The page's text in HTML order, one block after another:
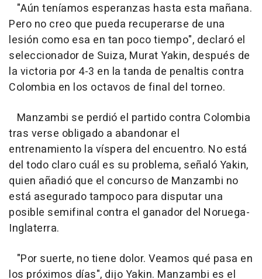
"Aún teníamos esperanzas hasta esta mañana.
Pero no creo que pueda recuperarse de una
lesión como esa en tan poco tiempo", declaró el
seleccionador de Suiza, Murat Yakin, después de
la victoria por 4-3 en la tanda de penaltis contra
Colombia en los octavos de final del torneo.
Manzambi se perdió el partido contra Colombia
tras verse obligado a abandonar el
entrenamiento la víspera del encuentro. No está
del todo claro cuál es su problema, señaló Yakin,
quien añadió que el concurso de Manzambi no
está asegurado tampoco para disputar una
posible semifinal contra el ganador del Noruega-
Inglaterra.
"Por suerte, no tiene dolor. Veamos qué pasa en
los próximos días", dijo Yakin. Manzambi es el